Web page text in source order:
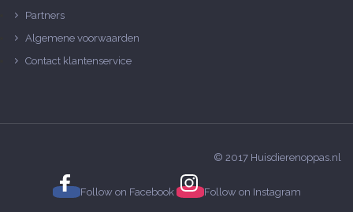
Partners
Algemene voorwaarden
Contact klantenservice
© 2017 Huisdierenoppas.nl
Follow on Facebook Follow on Instagram